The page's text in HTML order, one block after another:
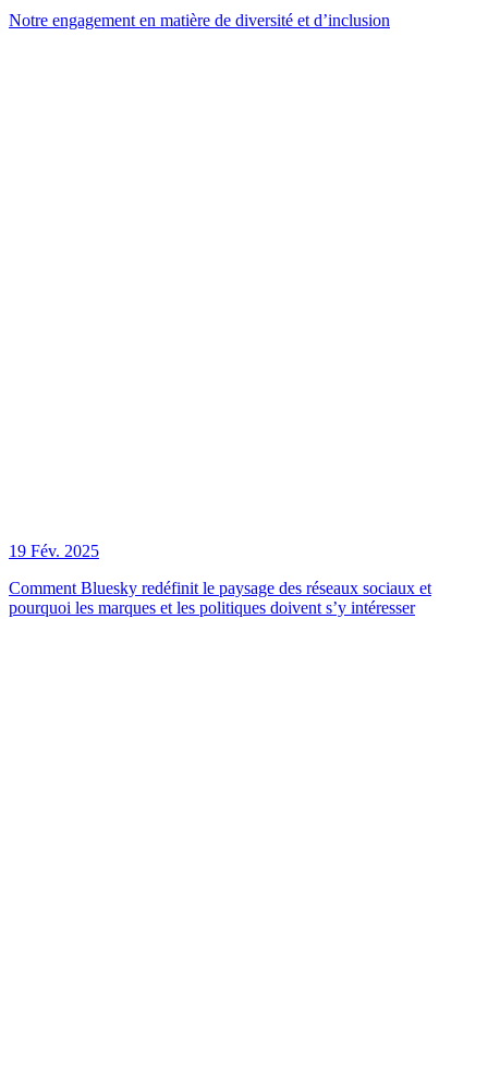
Notre engagement en matière de diversité et d’inclusion
19 Fév. 2025
Comment Bluesky redéfinit le paysage des réseaux sociaux et
pourquoi les marques et les politiques doivent s’y intéresser